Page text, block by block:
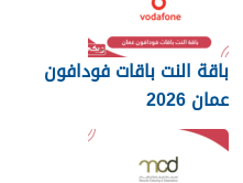
باقة النت باقات فودافون
عمان 2026